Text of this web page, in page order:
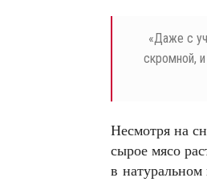
«Даже с
скромной,
Несмотря на
сырое мясо
в